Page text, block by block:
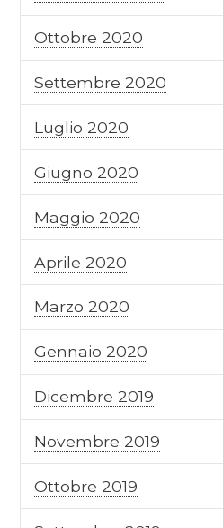
Ottobre 2020
Settembre 2020
Luglio 2020
Giugno 2020
Maggio 2020
Aprile 2020
Marzo 2020
Gennaio 2020
Dicembre 2019
Novembre 2019
Ottobre 2019